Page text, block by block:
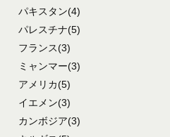
パキスタン(4)
パレスチナ(5)
フランス(3)
ミャンマー(3)
アメリカ(5)
イエメン(3)
カンボジア(3)